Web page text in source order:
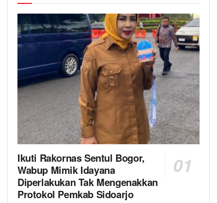
Ikuti Rakornas Sentul Bogor,
Wabup Mimik Idayana
Diperlakukan Tak Mengenakkan
Protokol Pemkab Sidoarjo